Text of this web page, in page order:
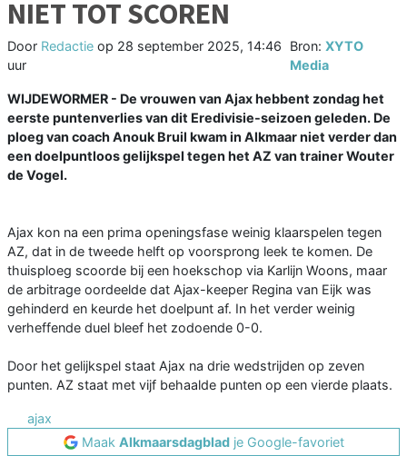
NIET TOT SCOREN
Door Redactie op 28 september 2025, 14:46
uur
Bron:XYTO
Media
WIJDEWORMER - De vrouwen van Ajax hebbent zondag het
eerste puntenverlies van dit Eredivisie-seizoen geleden. De
ploeg van coach Anouk Bruil kwam in Alkmaar niet verder dan
een doelpuntloos gelijkspel tegen het AZ van trainer Wouter
de Vogel.
Ajax kon na een prima openingsfase weinig klaarspelen tegen
AZ, dat in de tweede helft op voorsprong leek te komen. De
thuisploeg scoorde bij een hoekschop via Karlijn Woons, maar
de arbitrage oordeelde dat Ajax-keeper Regina van Eijk was
gehinderd en keurde het doelpunt af. In het verder weinig
verheffende duel bleef het zodoende 0-0.
Door het gelijkspel staat Ajax na drie wedstrijden op zeven
punten. AZ staat met vijf behaalde punten op een vierde plaats.
ajax
Maak Alkmaarsdagbladje Google-favoriet